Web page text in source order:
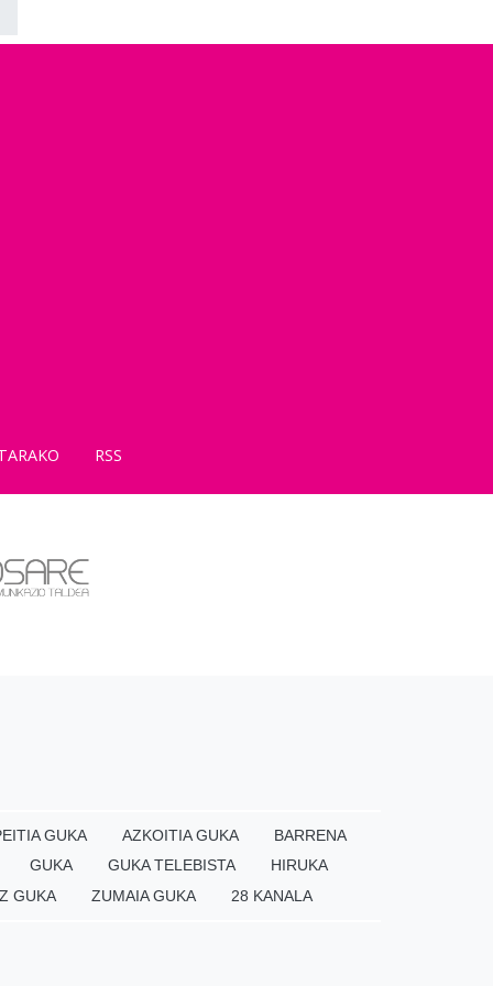
RSS
GUKA AZKOITIA GUKA
BARRENA
GUKA
GUKA TELEBISTA
HIRUKA
GUKA
ZUMAIA GUKA 28 KANALA